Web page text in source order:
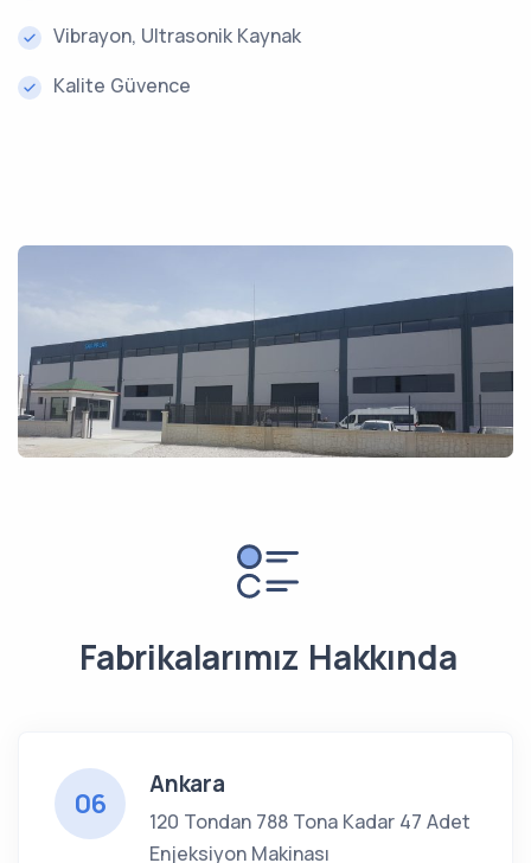
Vibrayon, Ultrasonik Kaynak
Kalite Güvence
Fabrikalarımız Hakkında
06
Ankara
120 Tondan 788 Tona Kadar 47 Adet
Enjeksiyon Makinası